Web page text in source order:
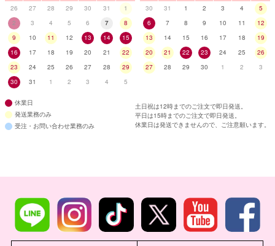
26
27 28 29 30 31
1
2
3 4 5 6 7
8
9
10 11 12 13 14
15
16
17 18 19 20 21
22
23
24 25 26 27 28
29
30
31 1 2 3 4 5
30
31 1 2 3 4
5
6
7 8 9 10 11
12
13
14 15 16 17 18
19
20
21 22 23 24 25
26
27
28 29 30 1 2 3
休業日
発送業務のみ
受注・お問い合わせ業務のみ
土日祝は12時までのご注文で即日発送。
平日は15時までのご注文で即日発送。
休業日は発送できませんので、ご注意願います。